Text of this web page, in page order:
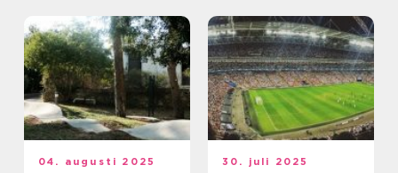
04. augusti 2025 30. juli 2025